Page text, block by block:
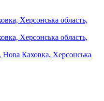
Херсонська область,
Херсонська область,
Каховка, Херсонська